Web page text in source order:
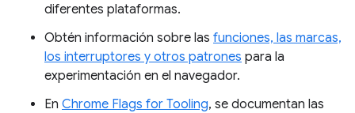
diferentes plataformas.
Obtén información sobre las funciones, las marcas,
los interruptores y otros patrones para la
experimentación en el navegador.
En Chrome Flags for Tooling, se documentan las